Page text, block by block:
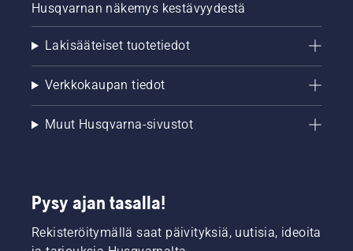
Husqvarnan näkemys kestävyydestä
Lakisääteiset tuotetiedot
Verkkokaupan tiedot
Muut Husqvarna-sivustot
Pysy ajan tasalla!
Rekisteröitymällä saat päivityksiä, uutisia, ideoita